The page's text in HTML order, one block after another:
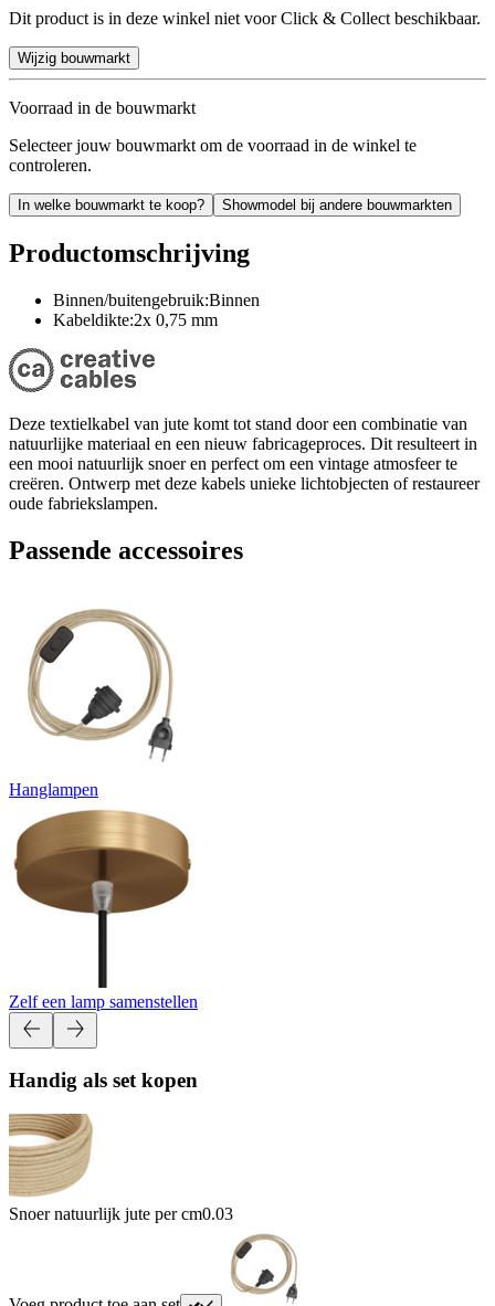
Dit product is in deze winkel niet voor Click & Collect beschikbaar.
Wijzig bouwmarkt
Voorraad in de bouwmarkt
Selecteer jouw bouwmarkt om de voorraad in de winkel te
controleren.
In welke bouwmarkt te koop? Showmodel bij andere bouwmarkten
Productomschrijving
Binnen/buitengebruik:Binnen
Kabeldikte:2x 0,75 mm
Deze textielkabel van jute komt tot stand door een combinatie van
natuurlijke materiaal en een nieuw fabricageproces. Dit resulteert in
een mooi natuurlijk snoer en perfect om een vintage atmosfeer te
creëren. Ontwerp met deze kabels unieke lichtobjecten of restaureer
oude fabriekslampen.
Passende accessoires
Hanglampen
Zelf een lamp samenstellen
Handig als set kopen
Snoer natuurlijk jute per cm0.03